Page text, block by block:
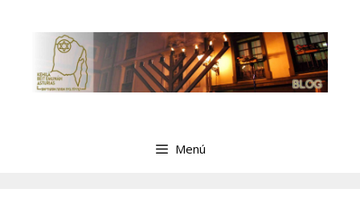
contenido
Menú